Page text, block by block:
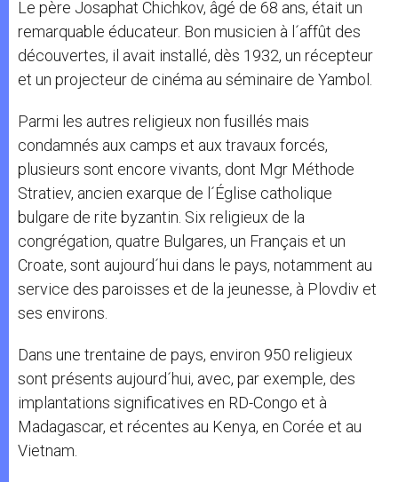
Le père Josaphat Chichkov, âgé de 68 ans, était un
remarquable éducateur. Bon musicien à l´affût des
découvertes, il avait installé, dès 1932, un récepteur
et un projecteur de cinéma au séminaire de Yambol.
Parmi les autres religieux non fusillés mais
condamnés aux camps et aux travaux forcés,
plusieurs sont encore vivants, dont Mgr Méthode
Stratiev, ancien exarque de l´Église catholique
bulgare de rite byzantin. Six religieux de la
congrégation, quatre Bulgares, un Français et un
Croate, sont aujourd´hui dans le pays, notamment au
service des paroisses et de la jeunesse, à Plovdiv et
ses environs.
Dans une trentaine de pays, environ 950 religieux
sont présents aujourd´hui, avec, par exemple, des
implantations significatives en RD-Congo et à
Madagascar, et récentes au Kenya, en Corée et au
Vietnam.